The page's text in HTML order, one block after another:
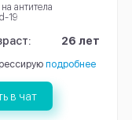
на антитела
19
26 лет
подробнее
в чат